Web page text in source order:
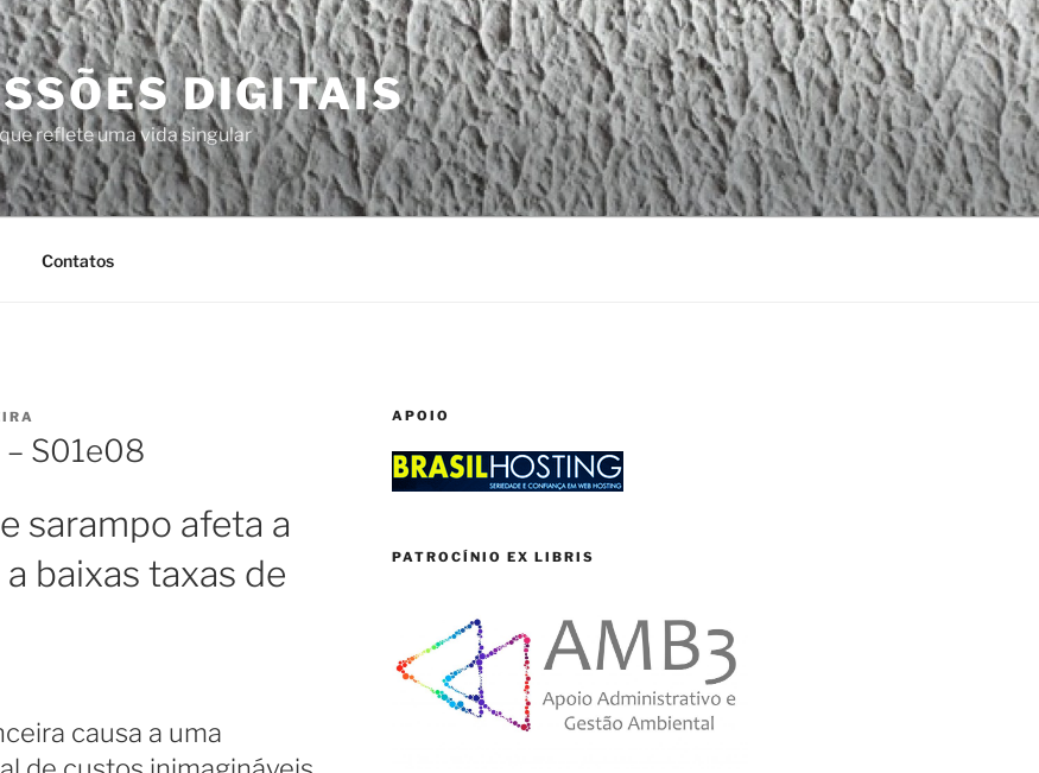
DIGITAIS
reflete uma vida singular
Contatos
S01e08
sarampo afeta a
baixas taxas de
causa a uma
APOIO
PATROCÍNIO EX LIBRIS